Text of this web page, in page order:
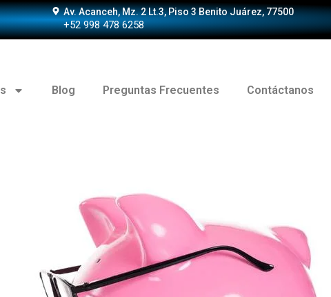
Av. Acanceh, Mz. 2 Lt.3, Piso 3 Benito Juárez, 77500
+52 998 478 6258
Blog Preguntas Frecuentes Contáctanos